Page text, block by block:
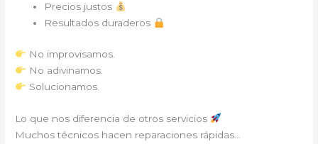
Precios justos
Resultados duraderos
No improvisamos.
No adivinamos.
Solucionamos.
Lo que nos diferencia de otros servicios
Muchos técnicos hacen reparaciones rápidas…